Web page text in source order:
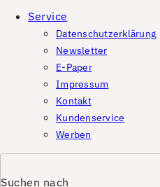
Service
Datenschutzerklärung
Newsletter
E-Paper
Impressum
Kontakt
Kundenservice
Werben
Suchen nach